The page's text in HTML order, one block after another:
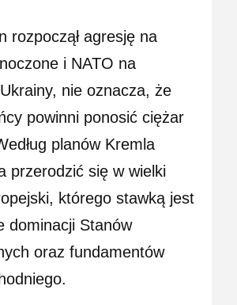
rozpoczął agresję na
i NATO na
nie oznacza, że
powinni ponosić ciężar
planów Kremla
przerodzić się w wielki
którego stawką jest
dominacji Stanów
oraz fundamentów